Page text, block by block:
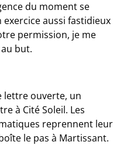
du moment se
aussi fastidieux
permission, je me
but.
lettre ouverte, un
à Cité Soleil. Les
reprennent leur
le pas à Martissant.